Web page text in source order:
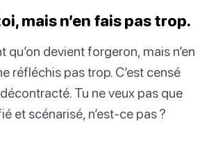
mais n’en fais pas trop.
qu’on devient forgeron, mais n’en
réfléchis pas trop. C’est censé
Tu ne veux pas que
et scénarisé, n’est-ce pas ?